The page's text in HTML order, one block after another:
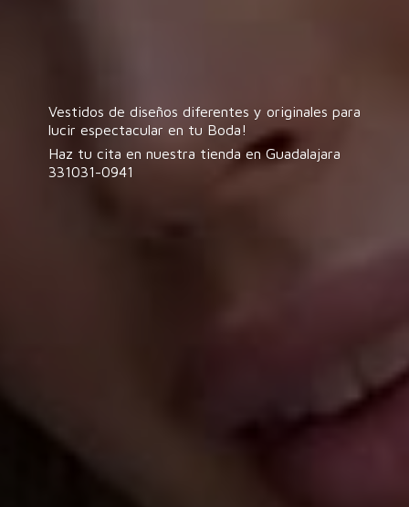
Vestidos de diseños diferentes y originales para
lucir espectacular en tu Boda!
Haz tu cita en nuestra tienda en Guadalajara
331031-0941